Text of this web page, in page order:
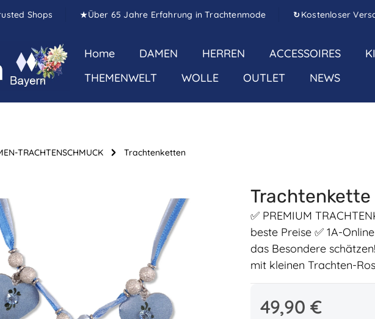
Shops ★Über 65 Jahre Erfahrung in Trachtenmode ↻ Kostenloser
Home DAMEN HERREN ACCESSOIRES
THEMENWELT
WOLLE OUTLET NEWS
TRACHTENSCHMUCK Trachtenketten
✅ PREMIUM
beste Preise ✅ 1A-
das Besondere
mit kleinen Trachten-
Regulärer Preis:
49,90 €